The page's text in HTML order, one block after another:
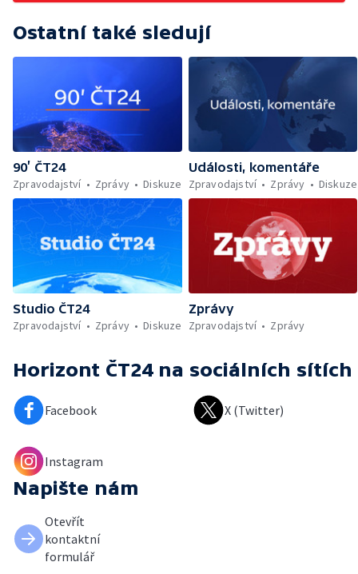
Ostatní také sledují
90’ ČT24
Zpravodajství
Zprávy Diskuze
Události, komentáře
Zpravodajství
Zprávy Diskuze
Studio ČT24
Zpravodajství
Zprávy Diskuze
Zprávy
Zpravodajství
Zprávy
Horizont ČT24 na sociálních sítích
Facebook X (Twitter)
Instagram
Napište nám
Otevřít
kontaktní
formulář